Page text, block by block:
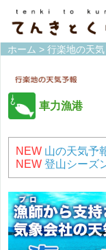
ホーム > 行楽地の天気
車力漁港
NEW 山の天気予
NEW 登山シーズ